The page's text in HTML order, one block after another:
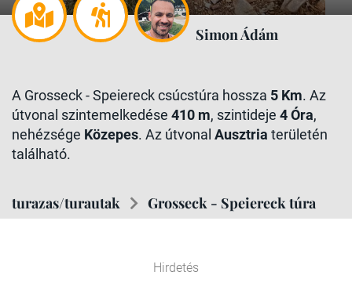
Simon Ádám
A Grosseck - Speiereck csúcstúra hossza 5 Km. Az
útvonal szintemelkedése 410 m, szintideje 4 Óra,
nehézsége Közepes. Az útvonal Ausztria területén
található.
turazas/turautak Grosseck - Speiereck túra
Hirdetés